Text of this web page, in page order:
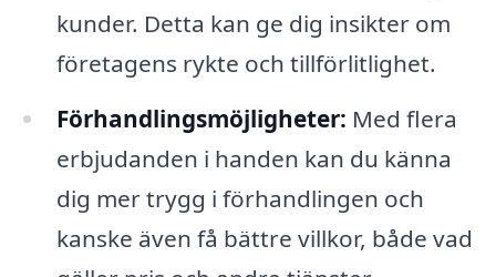
kunder. Detta kan ge dig insikter om
företagens rykte och tillförlitlighet.
Förhandlingsmöjligheter: Med flera
erbjudanden i handen kan du känna
dig mer trygg i förhandlingen och
kanske även få bättre villkor, både vad